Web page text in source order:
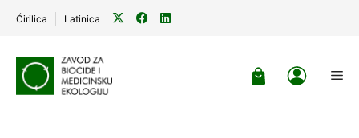
Ćirilica Latinica
content